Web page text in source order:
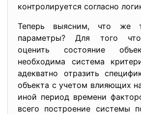
контролируется согласно
Теперь выясним, что же
параметры? Для того
оценить состояние
необходима система
адекватно отразить
объекта с учетом влияющих
иной период времени
всего построение системы